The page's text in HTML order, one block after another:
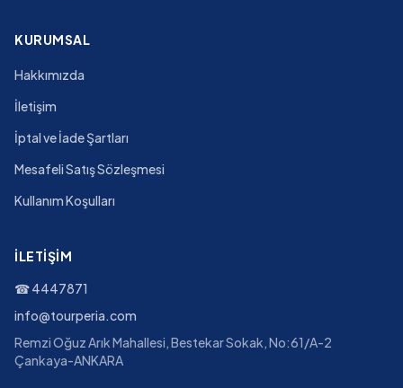
KURUMSAL
Hakkımızda
İletişim
İptal ve İade Şartları
Mesafeli Satış Sözleşmesi
Kullanım Koşulları
İLETIŞIM
☎4447871
info@tourperia.com
Remzi Oğuz Arık Mahallesi, Bestekar Sokak, No:61/A-2
Çankaya-ANKARA